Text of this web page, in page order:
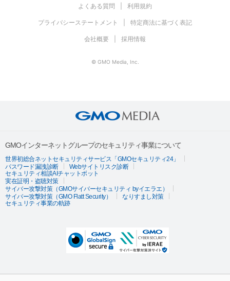
よくある質問 利用規約
プライバシーステートメント 特定商法に基づく表記
会社概要 採用情報
© GMO Media, Inc.
GMOインターネットグループのセキュリティ事業について
世界初総合ネットセキュリティサービス「GMOセキュリティ24」
パスワード漏洩診断
Webサイトリスク診断
セキュリティ相談AIチャットボット
実在証明・盗聴対策
サイバー攻撃対策（GMOサイバーセキュリティ byイエラエ）
サイバー攻撃対策（GMO Flatt Security）
なりすまし対策
セキュリティ事業の軌跡